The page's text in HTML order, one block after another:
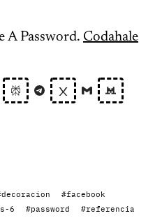
A Password. Codahale
#facebook
6 #password
#referencia